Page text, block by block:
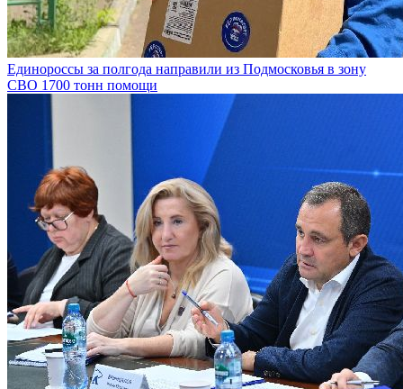
Единороссы за полгода направили из Подмосковья в зону
СВО 1700 тонн помощи